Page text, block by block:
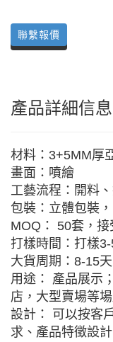
聯繫報價
產品詳細信息
材料：3+5MM厚
畫面：噴繪
工藝流程：開料
包裝：立體包裝
MOQ： 50套，
打樣時間：打樣3-
大貨周期：8-15
用途： 產品展示
店，大型賣場等場
設計： 可以按客
求、產品特徵設